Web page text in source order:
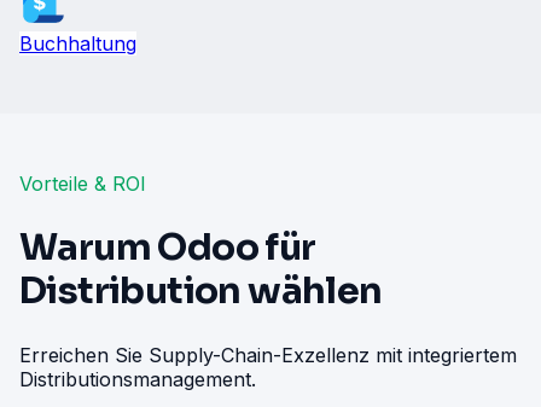
Buchhaltung
Vorteile & ROI
Warum Odoo für
Distribution wählen
Erreichen Sie Supply-Chain-Exzellenz mit integriertem
Distributionsmanagement.